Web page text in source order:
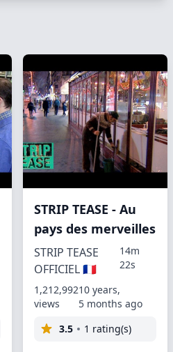
STRIP TEASE - Au
pays des merveilles
STRIP TEASE
OFFICIEL 🇫🇷
14m
22s
1,212,992
views
10 years,
5 months ago
3.5
1 rating(s)